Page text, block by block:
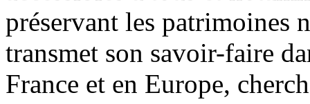
préservant les patrimoines
transmet son savoir-faire
France et en Europe,